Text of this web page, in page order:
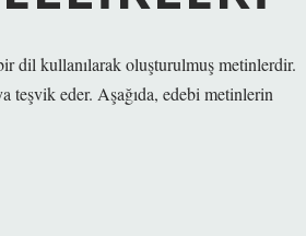
dil kullanılarak oluşturulmuş metinlerdir.
teşvik eder. Aşağıda, edebi metinlerin